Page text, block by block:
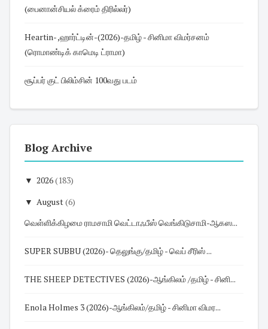
(பைனான்சியல் க்ரைம் திரில்லர்)
Heartin- ,ஹார்ட்டின்-(2026)-தமிழ் - சினிமா விமர்சனம்
(ரொமாண்டிக் காமெடி ட்ராமா)
சூப்பர் குட் பிலிம்சின் 100வது படம்
Blog Archive
▼ 2026(183)
▼ August(6)
வெள்ளிக்கிழமை ராமசாமி வெட்டாஃபீஸ் வெங்கிடுசாமி-ஆகஸ...
SUPER SUBBU (2026)- தெலுங்கு/தமிழ் - வெப் சீரிஸ் ...
THE SHEEP DETECTIVES (2026)-ஆங்கிலம் /தமிழ் - சினி...
Enola Holmes 3 (2026)-ஆங்கிலம்/தமிழ் - சினிமா விமர...